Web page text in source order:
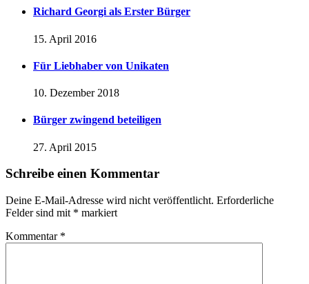
Richard Georgi als Erster Bürger
15. April 2016
Für Liebhaber von Unikaten
10. Dezember 2018
Bürger zwingend beteiligen
27. April 2015
Schreibe einen Kommentar
Deine E-Mail-Adresse wird nicht veröffentlicht. Erforderliche
Felder sind mit * markiert
Kommentar *